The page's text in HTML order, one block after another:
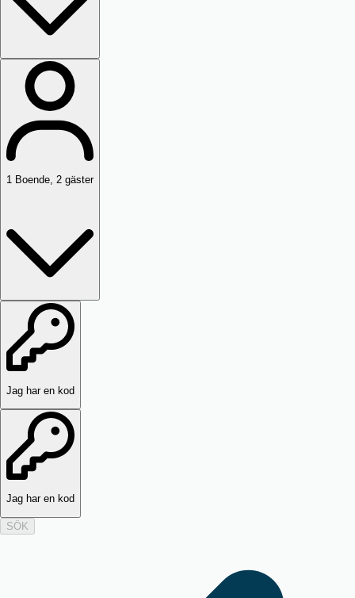
1 Boende, 2 gäster
Jag har en kod
Jag har en kod
SÖK